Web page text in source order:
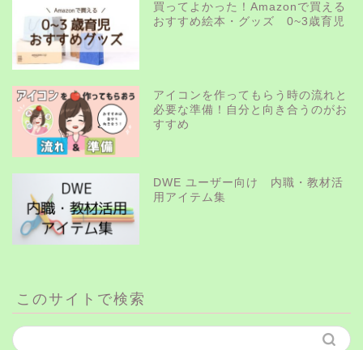
買ってよかった！Amazonで買える
おすすめ絵本・グッズ 0~3歳育児
アイコンを作ってもらう時の流れと
必要な準備！自分と向き合うのがお
すすめ
DWE ユーザー向け 内職・教材活
用アイテム集
このサイトで検索